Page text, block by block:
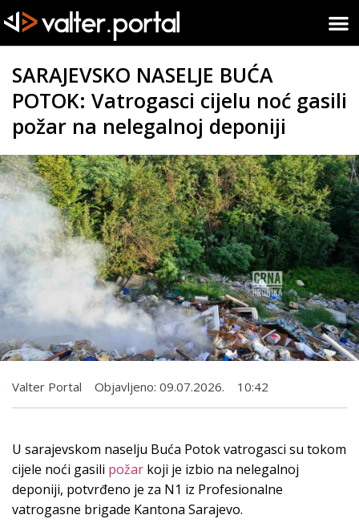
SARAJEVSKO NASELJE BUĆA
POTOK: Vatrogasci cijelu noć gasili
požar na nelegalnoj deponiji
Valter Portal Objavljeno: 09.07.2026. 10:42
U sarajevskom naselju Buća Potok vatrogasci su tokom
cijele noći gasili požar koji je izbio na nelegalnoj
deponiji, potvrđeno je za N1 iz Profesionalne
vatrogasne brigade Kantona Sarajevo.